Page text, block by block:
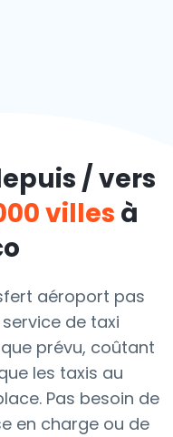
/ vers
villes à
aéroport pas
de taxi
prévu, coûtant
les taxis au
Pas besoin de
en charge ou de